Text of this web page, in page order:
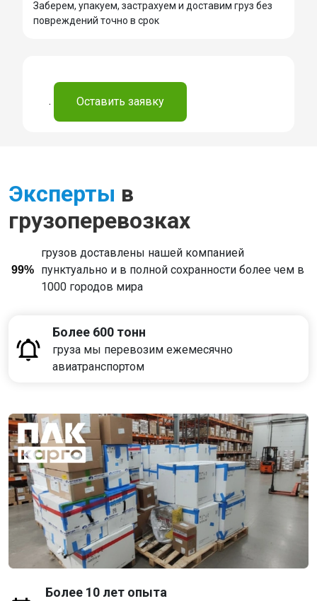
Заберем, упакуем, застрахуем и доставим груз без
повреждений точно в срок
. Оставить заявку
Эксперты в
грузоперевозках
99%
грузов доставлены нашей компанией
пунктуально и в полной сохранности более чем в
1000 городов мира
Более 600 тонн
груза мы перевозим ежемесячно
авиатранспортом
Более 10 лет опыта